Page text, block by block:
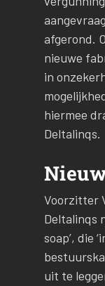
afgerond.
nieuwe
in
hiermee
Deltalinqs.
Voorzitter
Deltalinqs
soap’, die
uit te